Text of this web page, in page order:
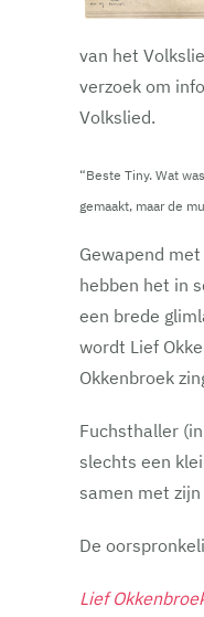
van het
verzoek om
Volkslied.
“Beste Tiny. Wat
gemaakt, maar de
Gewapend
hebben het in
een brede
wordt Lief
Okkenbroek
Fuchsthaller
slechts een
samen met
De
Lief